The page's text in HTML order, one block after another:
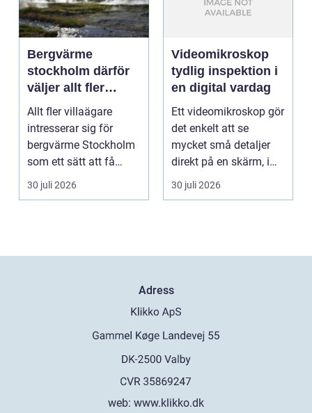
Bergvärme
stockholm därför
väljer allt fler
denna
uppvärmning
Allt fler villaägare
intresserar sig för
bergvärme Stockholm
som ett sätt att få
lägre uppvärmningsk...
30 juli 2026
Videomikroskop
tydlig inspektion i
en digital vardag
Ett videomikroskop gör
det enkelt att se
mycket små detaljer
direkt på en skärm, i
stället för genom...
30 juli 2026
Adress
web: www.klikko.dk